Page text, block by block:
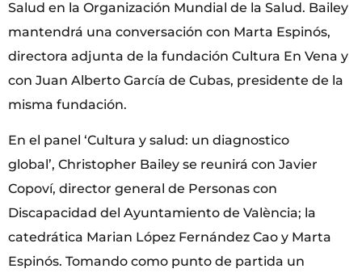
Salud en la Organización Mundial de la Salud. Bailey
mantendrá una conversación con Marta Espinós,
directora adjunta de la fundación Cultura En Vena y
con Juan Alberto García de Cubas, presidente de la
misma fundación.
En el panel ‘Cultura y salud: un diagnostico
global’, Christopher Bailey se reunirá con Javier
Copoví, director general de Personas con
Discapacidad del Ayuntamiento de València; la
catedrática Marian López Fernández Cao y Marta
Espinós. Tomando como punto de partida un